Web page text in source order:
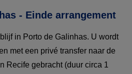
- Einde arrangement
in Porto de Galinhas. U wordt
met een privé transfer naar de
Recife gebracht (duur circa 1